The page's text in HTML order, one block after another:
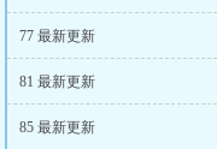
77 最新更新
81 最新更新
85 最新更新